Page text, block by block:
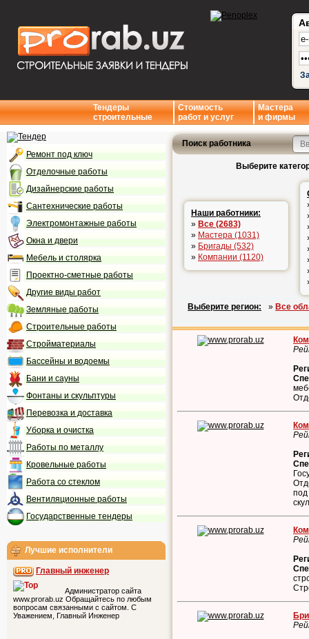
Тендеры
строительные
Стоимость
работ и услуг
Мастера
и фирмы
Ремонт под ключ
Отделочные работы
Дизайнерские работы
Сантехнические работы
Электромонтажные работы
Окна и двери
Мебель и столярка
Проектно-сметные работы
Другие виды работ
Земляные работы
Строительные работы
Стройматериалы
Бассейны и водоемы
Бани и сауны
Фонтаны и скульптуры
Перевозка и доставка
Уборка и очистка
Работы по металлу
Кровельные работы
Работа со стеклом
Вентиляционные работы
Государственные тендеры
Лучшие исполнители
Главный инженер
Администратор сайта
www.prorab.uz Обращайтесь по любым
вопросам связанными с сайтом. С
Уважением, Главный Инженер
Поиск работника
Выберите
Наши работники:
» Все (2683)
» Мастера (1031)
» Бригады (532)
» Компании (1120)
Выберите регион: » Все